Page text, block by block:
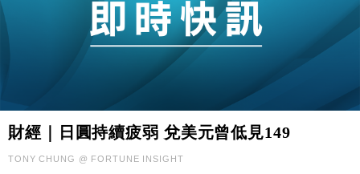
財經｜日圓持續疲弱 兌美元曾低見149
TONY CHUNG @ FORTUNE INSIGHT